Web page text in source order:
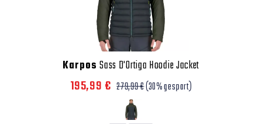
Karpos Sass D'Ortiga Hoodie Jacket
195,99 € 279,99 €(30% gespart)